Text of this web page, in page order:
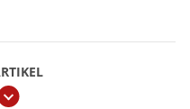
weiter